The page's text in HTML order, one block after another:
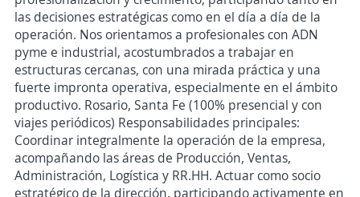
las decisiones estratégicas como en el día a día de la
operación. Nos orientamos a profesionales con ADN
pyme e industrial, acostumbrados a trabajar en
estructuras cercanas, con una mirada práctica y una
fuerte impronta operativa, especialmente en el ámbito
productivo. Rosario, Santa Fe (100% presencial y con
viajes periódicos) Responsabilidades principales:
Coordinar integralmente la operación de la empresa,
acompañando las áreas de Producción, Ventas,
Administración, Logística y RR.HH. Actuar como socio
estratégico de la dirección, participando activamente en